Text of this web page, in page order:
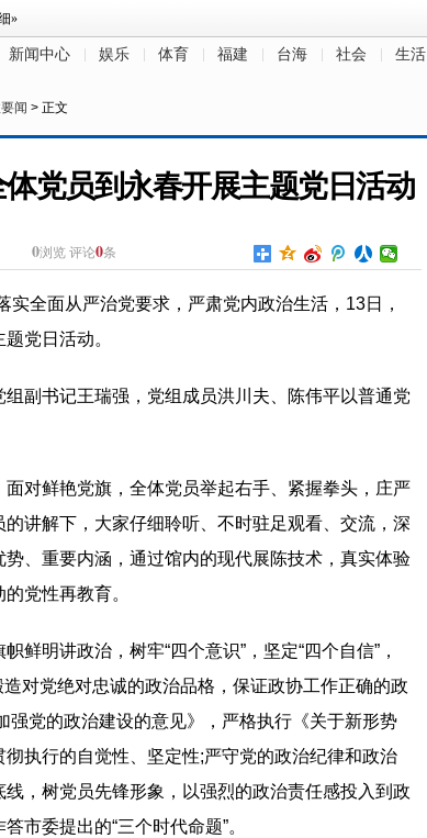
新闻中心 娱乐 体育 福建 台海 社会 生活
闻 > 正文
党员到永春开展主题党日活动
0浏览 评论0条
全面从严治党要求，严肃党内政治生活，13日，
党日活动。
副书记王瑞强，党组成员洪川夫、陈伟平以普通党
对鲜艳党旗，全体党员举起右手、紧握拳头，庄严
讲解下，大家仔细聆听、不时驻足观看、交流，深
、重要内涵，通过馆内的现代展陈技术，真实体验
党性再教育。
鲜明讲政治，树牢“四个意识”，坚定“四个自信”，
对党绝对忠诚的政治品格，保证政协工作正确的政
强党的政治建设的意见》，严格执行《关于新形势
执行的自觉性、坚定性;严守党的政治纪律和政治
，树党员先锋形象，以强烈的政治责任感投入到政
市委提出的“三个时代命题”。